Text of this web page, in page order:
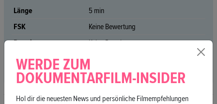
Länge
5 min
FSK
Keine Bewertung
Premiere
Keine Premiere
Regie
Architectuul Catalog
WERDE ZUM
DOKUMENTARFILM-INSIDER
Hol dir die neuesten News und persönliche Filmempfehlungen